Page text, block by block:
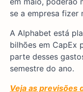
se a empresa fizer
A Alphabet está
bilhões em CapEx
parte desses
semestre do ano.
Veja as previsões